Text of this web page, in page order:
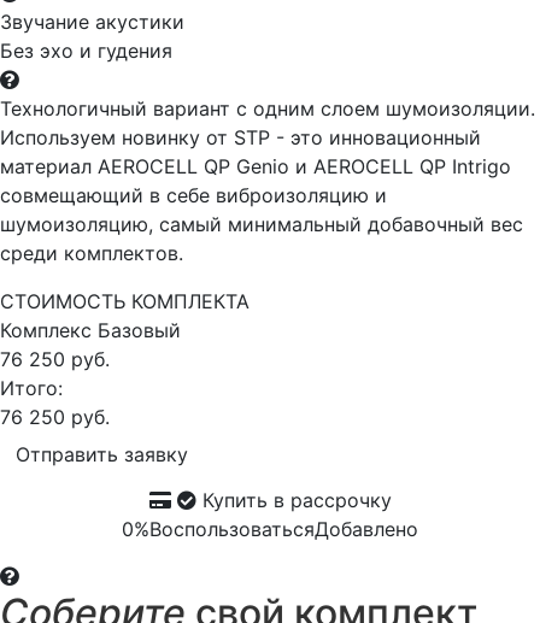
Звучание акустики
Без эхо и гудения
Технологичный вариант с одним слоем шумоизоляции.
Используем новинку от STP - это инновационный
материал AEROCELL QP Genio и AEROCELL QP Intrigo
совмещающий в себе виброизоляцию и
шумоизоляцию, самый минимальный добавочный вес
среди комплектов.
СТОИМОСТЬ КОМПЛЕКТА
Комплекс Базовый
76 250 руб.
Итого:
76 250 руб.
Отправить заявку
Купить в рассрочку
0%ВоспользоватьсяДобавлено
Соберите свой комплект